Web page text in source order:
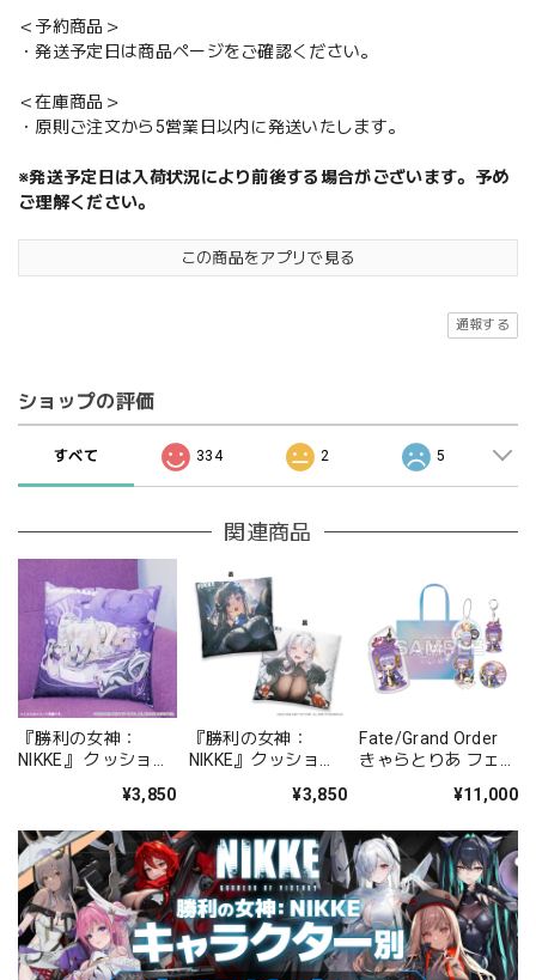
＜予約商品＞
・発送予定日は商品ページをご確認ください。
＜在庫商品＞
・原則ご注文から5営業日以内に発送いたします。
※発送予定日は入荷状況により前後する場合がございます。予め
ご理解ください。
この商品をアプリで見る
通報する
ショップの評価
すべて 334 2 5
関連商品
『勝利の女神：
NIKKE』 クッション
¥3,850
『勝利の女神：
NIKKE』クッション
chapter.00-14～¥3,850
Fate/Grand Order
きゃらとりあ フェス
サー/BBドバイ¥11,000